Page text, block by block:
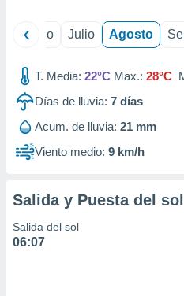
1199
Junio Julio Agosto
T. Media: 22°C Max.: 28°C
Días de lluvia: 7 días
Acum. de lluvia: 21 mm
Viento medio: 9 km/h
Salida y Puesta del sol
Salida del sol
06:07